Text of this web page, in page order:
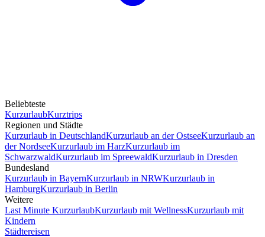
Beliebteste
KurzurlaubKurztrips
Regionen und Städte
Kurzurlaub in DeutschlandKurzurlaub an der OstseeKurzurlaub an
der NordseeKurzurlaub im HarzKurzurlaub im
SchwarzwaldKurzurlaub im SpreewaldKurzurlaub in Dresden
Bundesland
Kurzurlaub in BayernKurzurlaub in NRWKurzurlaub in
HamburgKurzurlaub in Berlin
Weitere
Last Minute KurzurlaubKurzurlaub mit WellnessKurzurlaub mit
Kindern
Städtereisen